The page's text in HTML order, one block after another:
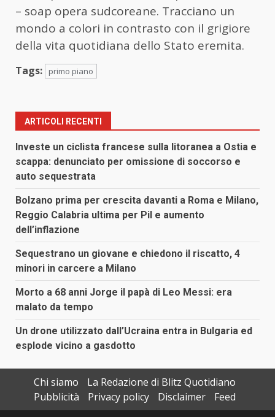
– soap opera sudcoreane. Tracciano un
mondo a colori in contrasto con il grigiore
della vita quotidiana dello Stato eremita.
Tags: primo piano
ARTICOLI RECENTI
Investe un ciclista francese sulla litoranea a Ostia e
scappa: denunciato per omissione di soccorso e
auto sequestrata
Bolzano prima per crescita davanti a Roma e Milano,
Reggio Calabria ultima per Pil e aumento
dell’inflazione
Sequestrano un giovane e chiedono il riscatto, 4
minori in carcere a Milano
Morto a 68 anni Jorge il papà di Leo Messi: era
malato da tempo
Un drone utilizzato dall’Ucraina entra in Bulgaria ed
esplode vicino a gasdotto
Chi siamo
La Redazione di Blitz Quotidiano
Pubblicità
Privacy policy Disclaimer
Feed